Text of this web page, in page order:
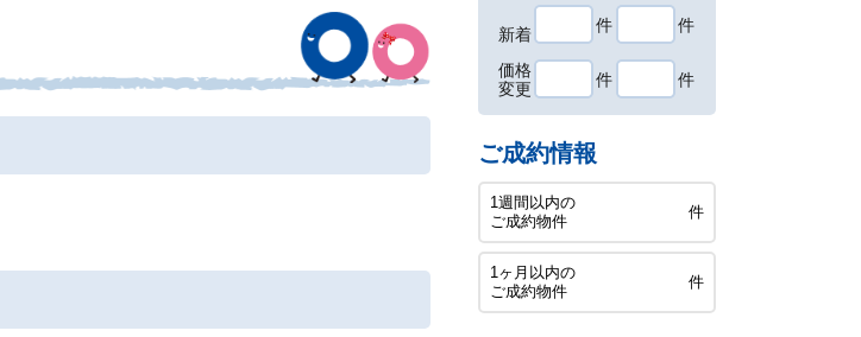
新着
件 件
価格
変更
件 件
ご成約情報
1週間以内の
ご成約物件
件
1ヶ月以内の
ご成約物件
件